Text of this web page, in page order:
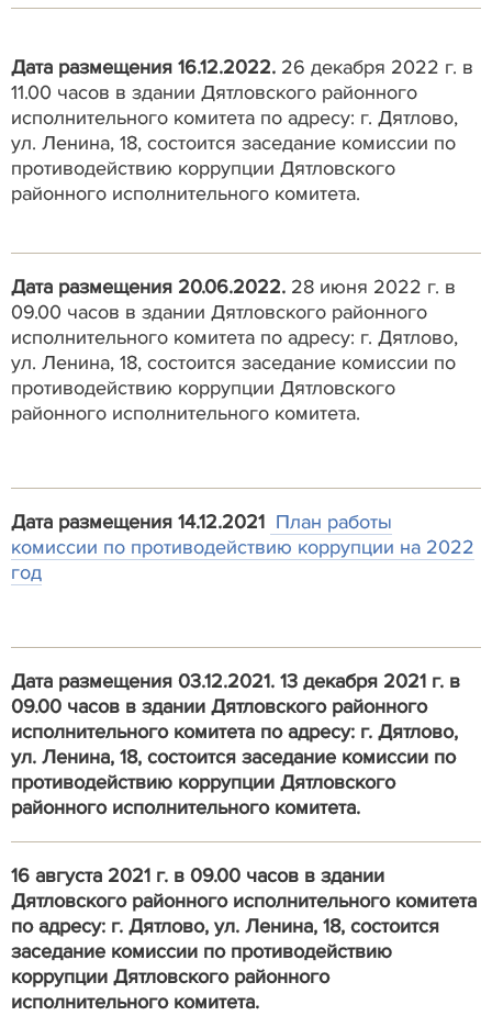
Дата размещения 16.12.2022. 26 декабря 2022 г. в
11.00 часов в здании Дятловского районного
исполнительного комитета по адресу: г. Дятлово,
ул. Ленина, 18, состоится заседание комиссии по
противодействию коррупции Дятловского
районного исполнительного комитета.
Дата размещения 20.06.2022. 28 июня 2022 г. в
09.00 часов в здании Дятловского районного
исполнительного комитета по адресу: г. Дятлово,
ул. Ленина, 18, состоится заседание комиссии по
противодействию коррупции Дятловского
районного исполнительного комитета.
Дата размещения 14.12.2021 План работы
комиссии по противодействию коррупции на 2022
год
Дата размещения 03.12.2021. 13 декабря 2021 г. в
09.00 часов в здании Дятловского районного
исполнительного комитета по адресу: г. Дятлово,
ул. Ленина, 18, состоится заседание комиссии по
противодействию коррупции Дятловского
районного исполнительного комитета.
16 августа 2021 г. в 09.00 часов в здании
Дятловского районного исполнительного комитета
по адресу: г. Дятлово, ул. Ленина, 18, состоится
заседание комиссии по противодействию
коррупции Дятловского районного
исполнительного комитета.